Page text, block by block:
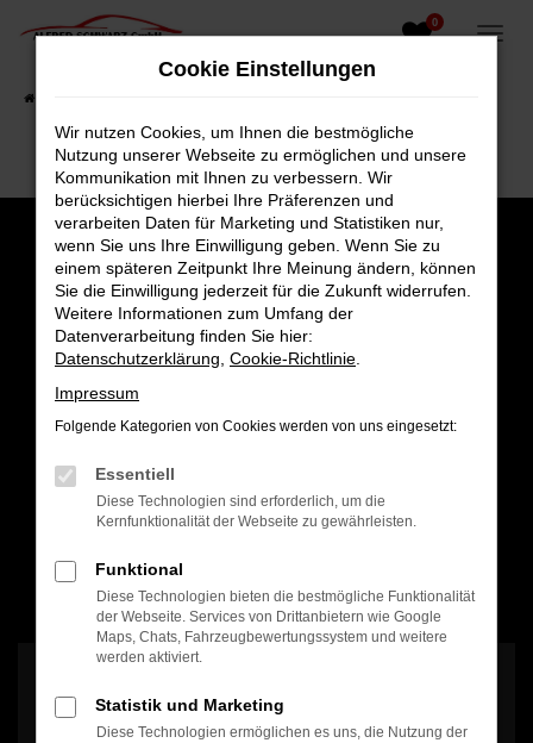
Zum
0
4,8
100% Weiterempfehlung
Cookie Einstellungen
Wir nutzen Cookies, um Ihnen die bestmögliche
Nutzung unserer Webseite zu ermöglichen und unsere
Kommunikation mit Ihnen zu verbessern. Wir
berücksichtigen hierbei Ihre Präferenzen und
verarbeiten Daten für Marketing und Statistiken nur,
wenn Sie uns Ihre Einwilligung geben. Wenn Sie zu
einem späteren Zeitpunkt Ihre Meinung ändern, können
Sie die Einwilligung jederzeit für die Zukunft widerrufen.
Weitere Informationen zum Umfang der
Datenverarbeitung finden Sie hier:
Datenschutzerklärung Cookie-Richtlinie
Impressum
Folgende Kategorien von Cookies werden von uns eingesetzt:
Essentiell
Diese Technologien sind erforderlich, um die
Kernfunktionalität der Webseite zu gewährleisten.
Funktional
Diese Technologien bieten die bestmögliche Funktionalität
der Webseite. Services von Drittanbietern wie Google
Maps, Chats, Fahrzeugbewertungssystem und weitere
werden aktiviert.
Statistik und Marketing
Diese Technologien ermöglichen es uns, die Nutzung der